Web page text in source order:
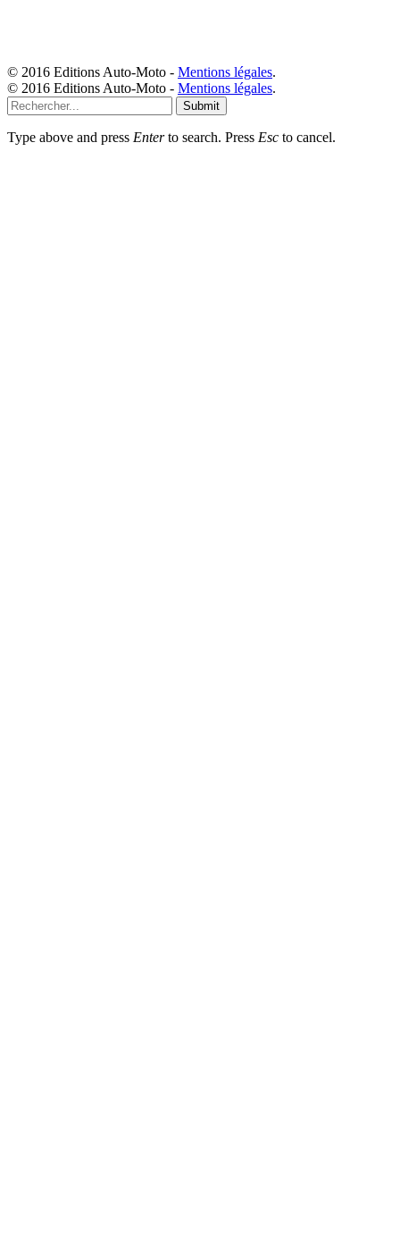
© 2016 Editions Auto-Moto - Mentions légales.
© 2016 Editions Auto-Moto - Mentions légales.
Submit
Type above and press Enterto search. Press Esc to cancel.